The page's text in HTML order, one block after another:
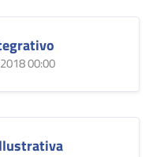
00:00